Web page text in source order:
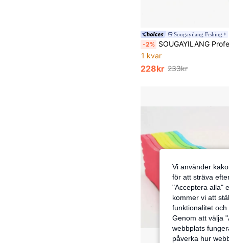
Sougayilang Fishing
-2% SOUGAYILANG Professionell 4-färgs baitcasting fiskerulle, 7.2:1 utväxling, 17+1 kullager, 0-12 magnetbroms för
1 kvar
228kr 233kr
Vi använder
för att sträva
"Acceptera alla"
kommer vi att
funktionalitet
Genom att välja
webbplats
påverka hur